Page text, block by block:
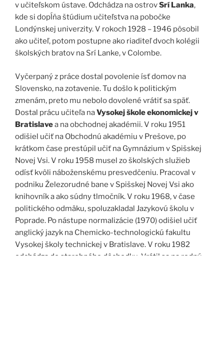
v učiteľskom ústave. Odchádza na ostrovSrí Lanka,
kde si dopĺňa štúdium učiteľstva na pobočke
Londýnskej univerzity. V rokoch 1928 – 1946 pôsobil
ako učiteľ, potom postupne ako riaditeľ dvoch kolégii
školských bratov na Srí Lanke, v Colombe.
Vyčerpaný z práce dostal povolenie ísť domov na
Slovensko, na zotavenie. Tu došlo k politickým
zmenám, preto mu nebolo dovolené vrátiť sa späť.
Dostal prácu učiteľa naVysokej škole ekonomickej v
Bratislavea na obchodnej akadémii. V roku 1951
odišiel učiť na Obchodnú akadémiu v Prešove, po
krátkom čase prestúpil učiť na Gymnázium v Spišskej
Novej Vsi. V roku 1958 musel zo školských služieb
odísť kvôli náboženskému presvedčeniu. Pracoval v
podniku Železorudné bane v Spišskej Novej Vsi ako
knihovník a ako súdny tlmočník. V roku 1968, v čase
politického odmäku, spoluzakladal Jazykovú školu v
Poprade. Po nástupe normalizácie (1970) odišiel učiť
anglický jazyk na Chemicko-technologickú fakultu
Vysokej školy technickej v Bratislave. V roku 1982
odchádza do starobného dôchodku. Vrátil sa na rodný